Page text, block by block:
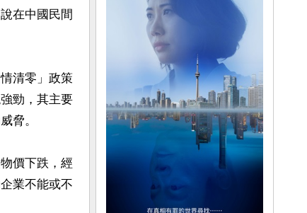
在中國民間
清零」政策
勁，其主要
脅。
價下跌，經
業不能或不